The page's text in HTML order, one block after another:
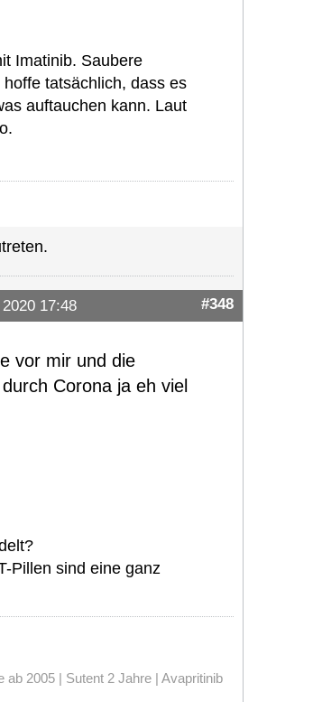
Imatinib. Saubere
tatsächlich, dass es
auftauchen kann. Laut
17:48 #348
vor mir und die
Corona ja eh viel
Pillen sind eine ganz
2005 | Sutent 2 Jahre | Avapritinib